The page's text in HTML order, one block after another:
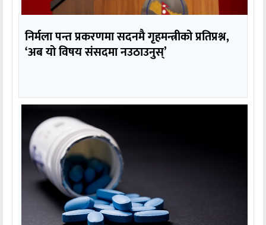
निर्मला पन्त प्रकरणमा सदनमै गृहमन्त्रीको प्रतिप्रश्न,
‘अब यो विषय संसदमा नउठाउनुस्’